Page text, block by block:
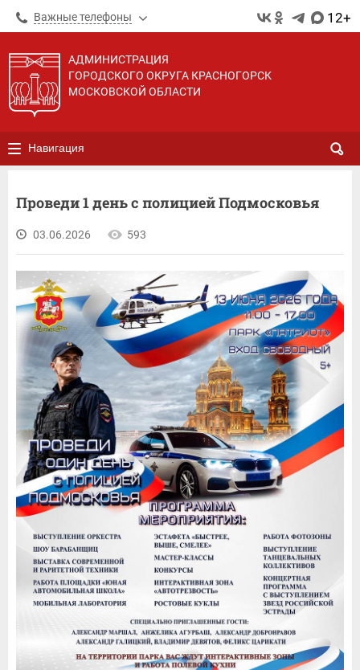
Важные телефоны 12+
АДМИНИСТРАЦИЯ
ГОРОДСКОГО ОКРУГА КРАСНОГОРСК
МОСКОВСКОЙ ОБЛАСТИ
Навигация
Проведи 1 день с полицией Подмосковья
03.06.2026 593